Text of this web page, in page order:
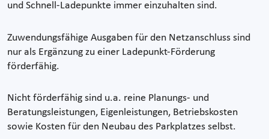
und Schnell-Ladepunkte immer einzuhalten sind.
Zuwendungsfähige Ausgaben für den Netzanschluss sind
nur als Ergänzung zu einer Ladepunkt-Förderung
förderfähig.
Nicht förderfähig sind u.a. reine Planungs- und
Beratungsleistungen, Eigenleistungen, Betriebskosten
sowie Kosten für den Neubau des Parkplatzes selbst.